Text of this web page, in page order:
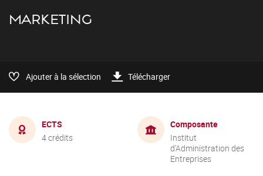
MARKETING
Ajouter à la sélection Télécharger
ECTS
4 crédits
Composante
Institut
d'Administration des
Entreprises